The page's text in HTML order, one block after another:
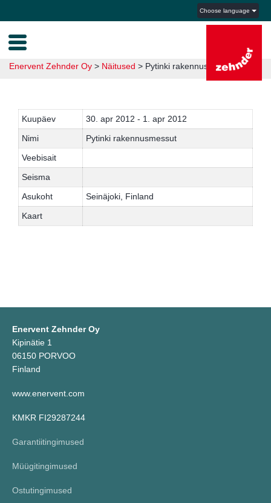
Choose language
Enervent Zehnder Oy > Näitused > Pytinki rakennusmessut 2012
Kuupäev
30. apr 2012 - 1. apr 2012
Nimi
Pytinki rakennusmessut
Veebisait
Seisma
Asukoht
Seinäjoki, Finland
Kaart
Enervent Zehnder Oy
Kipinätie 1
06150 PORVOO
Finland
www.enervent.com
KMKR FI29287244
Garantiitingimused
Müügitingimused
Ostutingimused